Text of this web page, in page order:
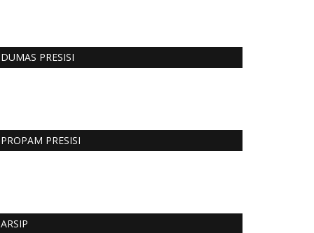
DUMAS PRESISI
PROPAM PRESISI
ARSIP